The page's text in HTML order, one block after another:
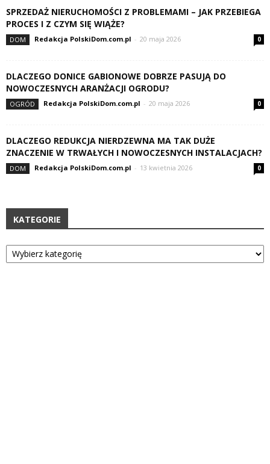
SPRZEDAŻ NIERUCHOMOŚCI Z PROBLEMAMI – JAK PRZEBIEGA
PROCES I Z CZYM SIĘ WIĄŻE?
DOM Redakcja PolskiDom.com.pl - 20 maja 2026 0
DLACZEGO DONICE GABIONOWE DOBRZE PASUJĄ DO
NOWOCZESNYCH ARANŻACJI OGRODU?
OGRÓD Redakcja PolskiDom.com.pl - 20 maja 2026 0
DLACZEGO REDUKCJA NIERDZEWNA MA TAK DUŻE
ZNACZENIE W TRWAŁYCH I NOWOCZESNYCH INSTALACJACH?
DOM Redakcja PolskiDom.com.pl - 13 kwietnia 2026 0
KATEGORIE
Kategorie